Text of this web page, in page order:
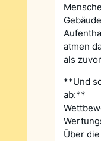
atmen
als
**Und
ab:**
Über